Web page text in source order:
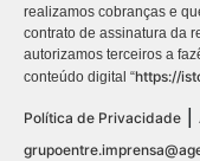
realizamos cobranças e
contrato de assinatura da
autorizamos terceiros a
conteúdo digital “https://
Política de Privacidade